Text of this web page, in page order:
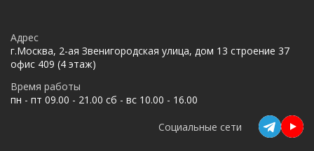
Адрес
г.Москва, 2-ая Звенигородская улица, дом 13 строение 37
офис 409 (4 этаж)
Время работы
пн - пт 09.00 - 21.00 сб - вс 10.00 - 16.00
Социальные сети